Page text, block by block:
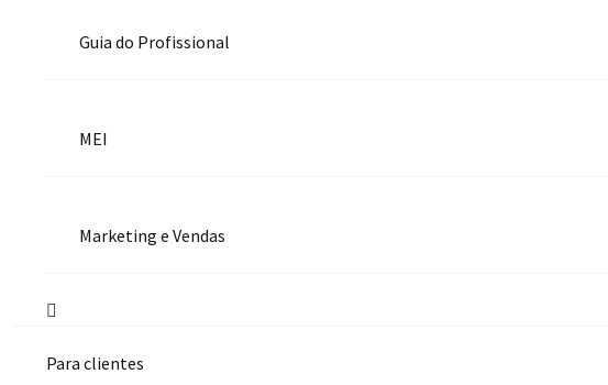
Guia do Profissional
MEI
Marketing e Vendas
Para clientes